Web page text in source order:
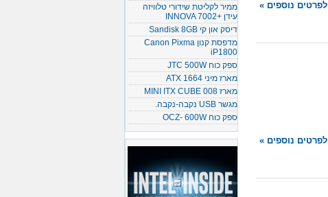
ממיר לקליטת שידורי טלוויזה
עידן +INNOVA 7002
דיסק און קי Sandisk 8GB
מדפסת קנון Canon Pixma
iP1800
ספק כוח JTC 500W
מארז מיני ATX 1664
מארז MINI ITX CUBE 008
מגשר USB נקבה-נקבה.
ספק כוח OCZ- 600W
לפרטים נוספים »
לפרטים נוספים »